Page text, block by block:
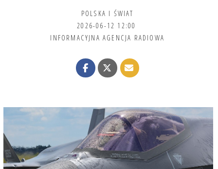
POLSKA I ŚWIAT
2026-06-12 12:00
INFORMACYJNA AGENCJA RADIOWA